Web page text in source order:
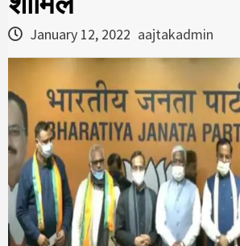
January 12, 2022 aajtakadmin